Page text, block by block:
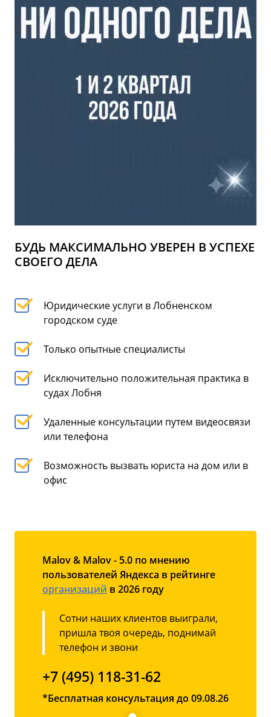
БУДЬ МАКСИМАЛЬНО УВЕРЕН В УСПЕХЕ
СВОЕГО ДЕЛА
Юридические услуги в Лобненском
городском суде
Только опытные специалисты
Исключительно положительная практика в
судах Лобня
Удаленные консультации путем видеосвязи
или телефона
Возможность вызвать юриста на дом или в
офис
Malov & Malov - 5.0 по мнению
пользователей Яндекса в рейтинге
организаций в 2026 году
Сотни наших клиентов выиграли,
пришла твоя очередь, поднимай
телефон и звони
+7 (495) 118-31-62
*Бесплатная консультация до 09.08.26